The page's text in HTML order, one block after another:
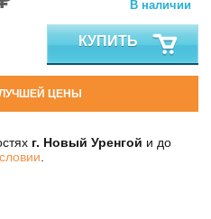
В наличии
КУПИТЬ
ЦЕНЫ
г. Новый Уренгой и до